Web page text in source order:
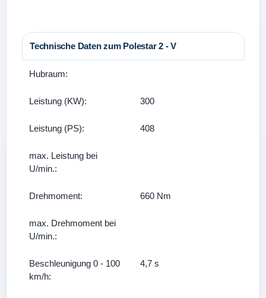
Technische Daten zum Polestar 2 - V
Hubraum:
Leistung (KW): 300
Leistung (PS): 408
max. Leistung bei
U/min.:
Drehmoment: 660 Nm
max. Drehmoment bei
U/min.:
Beschleunigung 0 - 100
km/h:
4,7 s